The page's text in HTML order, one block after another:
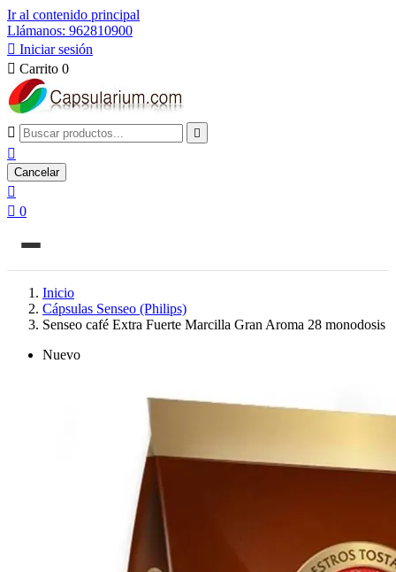
Ir al contenido principal
Llámanos: 962810900
 Iniciar sesión
 Carrito 0
 

Cancelar

 0
Inicio
Cápsulas Senseo (Philips)
Senseo café Extra Fuerte Marcilla Gran Aroma 28 monodosis
Nuevo